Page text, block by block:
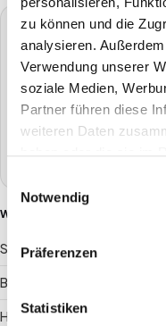
zu können und die
analysieren.
Verwendung unserer
soziale Medien,
Partner führen diese
weiteren Daten
haben oder die sie im
Notwendig
Präferenzen
Statistiken
STREAVENT
Die All-in-One
Planen, Tickets
Druck und mehr - alles
WEITERE GLOSSAR-
Sponsor-ROI
Besucherlenkung
Hallenplan